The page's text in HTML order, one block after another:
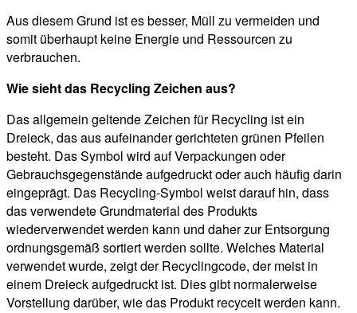
Aus diesem Grund ist es besser, Müll zu vermeiden und
somit überhaupt keine Energie und Ressourcen zu
verbrauchen.
Wie sieht das Recycling Zeichen aus?
Das allgemein geltende Zeichen für Recycling ist ein
Dreieck, das aus aufeinander gerichteten grünen Pfeilen
besteht. Das Symbol wird auf Verpackungen oder
Gebrauchsgegenstände aufgedruckt oder auch häufig darin
eingeprägt. Das Recycling-Symbol weist darauf hin, dass
das verwendete Grundmaterial des Produkts
wiederverwendet werden kann und daher zur Entsorgung
ordnungsgemäß sortiert werden sollte. Welches Material
verwendet wurde, zeigt der Recyclingcode, der meist in
einem Dreieck aufgedruckt ist. Dies gibt normalerweise
Vorstellung darüber, wie das Produkt recycelt werden kann.